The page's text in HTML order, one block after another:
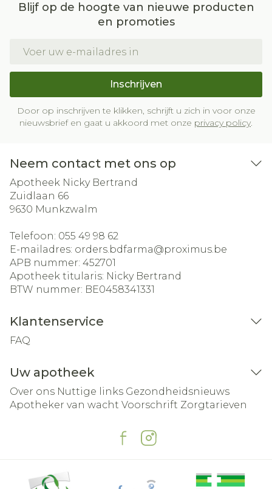
Blijf op de hoogte van nieuwe producten
en promoties
Inschrijven
Door op inschrijven te klikken, schrijft u zich in voor onze
nieuwsbrief en gaat u akkoord met onze privacy policy.
Neem contact met ons op
Apotheek Nicky Bertrand
Zuidlaan 66
9630 Munkzwalm
Telefoon: 055 49 98 62
E-mailadres: orders.bdfarma@proximus.be
APB nummer: 452701
Apotheek titularis: Nicky Bertrand
BTW nummer: BE0458341331
Klantenservice
FAQ
Uw apotheek
Over ons Nuttige links Gezondheidsnieuws
Apotheker van wacht Voorschrift Zorgtarieven